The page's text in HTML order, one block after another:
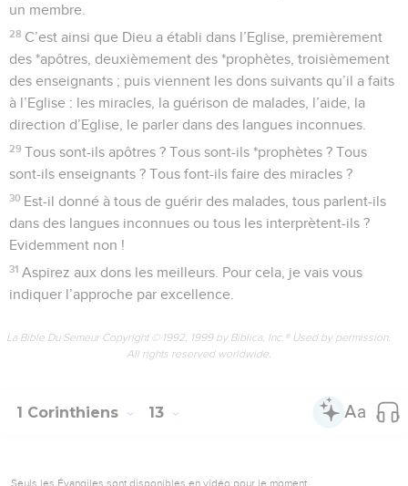
un membre.
28 C’est ainsi que Dieu a établi dans l’Eglise, premièrement
des *apôtres, deuxièmement des *prophètes, troisièmement
des enseignants ; puis viennent les dons suivants qu’il a faits
à l’Eglise : les miracles, la guérison de malades, l’aide, la
direction d’Eglise, le parler dans des langues inconnues.
29 Tous sont-ils apôtres ? Tous sont-ils *prophètes ? Tous
sont-ils enseignants ? Tous font-ils faire des miracles ?
30 Est-il donné à tous de guérir des malades, tous parlent-ils
dans des langues inconnues ou tous les interprètent-ils ?
Evidemment non !
31 Aspirez aux dons les meilleurs. Pour cela, je vais vous
indiquer l’approche par excellence.
La Bible Du Semeur Copyright © 1992, 1999 by Biblica, Inc.® Used by permission.
All rights reserved worldwide.
1 Corinthiens 13
Seuls les Évangiles sont disponibles en vidéo pour le moment.